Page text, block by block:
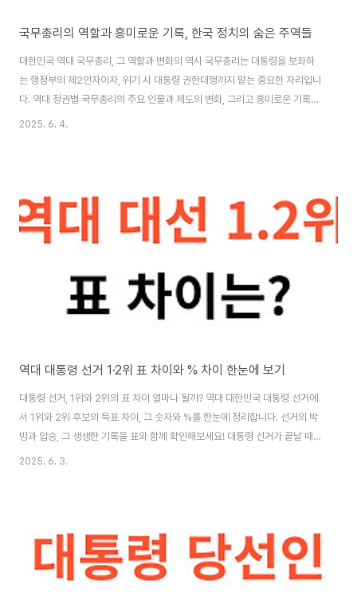
국무총리의 역할과 흥미로운 기록, 한국 정치의 숨은 주역들
대한민국 역대 국무총리, 그 역할과 변화의 역사 국무총리는 대통령을 보좌하
는 행정부의 제2인자이자, 위기 시 대통령 권한대행까지 맡는 중요한 자리입니
다. 역대 정권별 국무총리의 주요 인물과 제도의 변화, 그리고 흥미로운 기록까
지 한눈에 정리합니다. 목차국무총리란? 🤔역대 정권별 국무총리 주요 인물
든한 버팀목 역할을 해왔죠. 저도 총리의 존재감이 이렇게 중요한지, 최근에야
제대로 알게 됐어요. 오늘은 역대 정권별 국무총리와 그 제도의 변천사를 쉽고
재밌게 정리해봅니..
2025. 6. 4.
역대 대통령 선거 1·2위 표 차이와 % 차이 한눈에 보기
대통령 선거, 1위와 2위의 표 차이 얼마나 될까? 역대 대한민국 대통령 선거에
서 1위와 2위 후보의 득표 차이, 그 숫자와 %를 한눈에 정리합니다. 선거의 박
빙과 압승, 그 생생한 기록을 표와 함께 확인해보세요! 대통령 선거가 끝날 때마
다 “이번엔 얼마나 차이 났지?” 궁금하신 적 있으시죠? 저도 선거가 끝나면 꼭
감과 드라마, 함께 느껴보시죠! 😊 역대 대통령 선거 1·2위 표 차이의 의미 🤔
대통령 선거에서 1위와 2위의 득표 차이는 그 시대의 정치 지형과 민심을 보..
2025. 6. 3.